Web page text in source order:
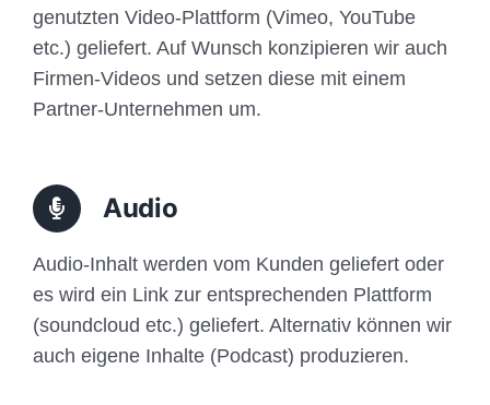
genutzten Video-Plattform (Vimeo, YouTube
etc.) geliefert. Auf Wunsch konzipieren wir auch
Firmen-Videos und setzen diese mit einem
Partner-Unternehmen um.
Audio
Audio-Inhalt werden vom Kunden geliefert oder
es wird ein Link zur entsprechenden Plattform
(soundcloud etc.) geliefert. Alternativ können wir
auch eigene Inhalte (Podcast) produzieren.